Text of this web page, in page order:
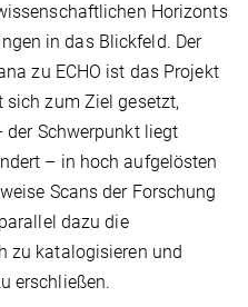
Horizonts
in das Blickfeld. Der
zu ECHO ist das Projekt
sich zum Ziel gesetzt,
Schwerpunkt liegt
– in hoch aufgelösten
Scans der Forschung
dazu die
zu katalogisieren und
erschließen.